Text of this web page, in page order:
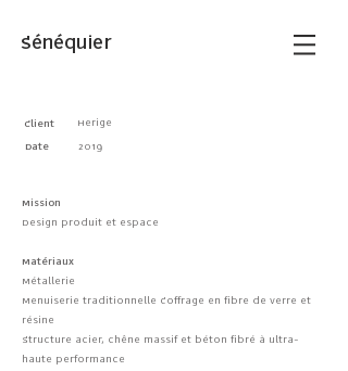
Sénéquier
Client Herige
Date 2019
Mission
Design produit et espace
Matériaux
Métallerie
Menuiserie traditionnelle Coffrage en fibre de verre et
résine
Structure acier, chêne massif et béton fibré à ultra-
haute performance